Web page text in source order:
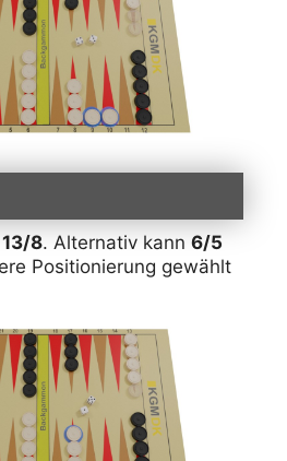
13/8. Alternativ kann 6/5
Positionierung gewählt